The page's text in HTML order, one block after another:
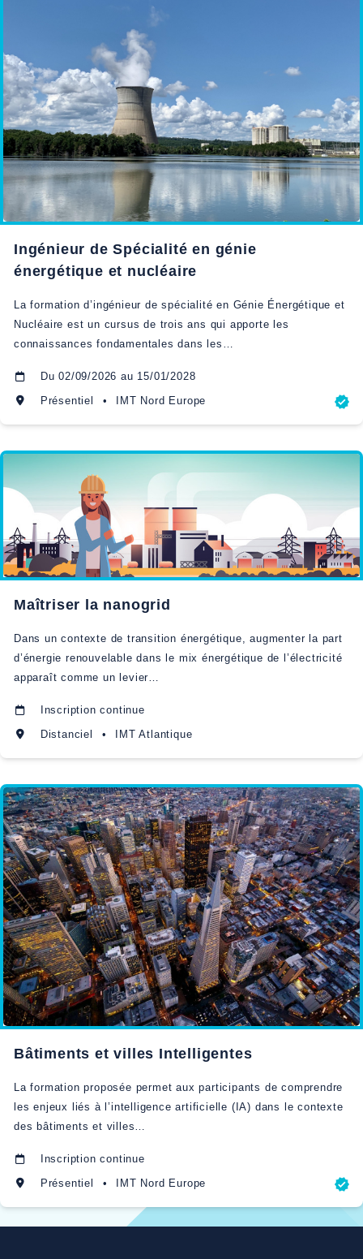
Ingénieur de Spécialité en génie
énergétique et nucléaire
La formation d’ingénieur de spécialité en Génie Énergétique et
Nucléaire est un cursus de trois ans qui apporte les
connaissances fondamentales dans les…
Du02/09/2026 au 15/01/2028
Présentiel
• IMT Nord Europe
Maîtriser la nanogrid
Dans un contexte de transition énergétique, augmenter la part
d’énergie renouvelable dans le mix énergétique de l’électricité
apparaît comme un levier…
Inscription continue
Distanciel
• IMT Atlantique
Bâtiments et villes Intelligentes
La formation proposée permet aux participants de comprendre
les enjeux liés à l’intelligence artificielle (IA) dans le contexte
des bâtiments et villes…
Inscription continue
Présentiel
• IMT Nord Europe